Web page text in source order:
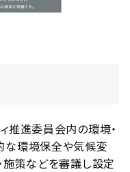
推進委員会内の環境・
な環境保全や気候変
施策などを審議し設定